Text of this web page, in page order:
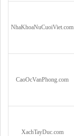
NhaKhoaNuCuoiViet.com
CaoOcVanPhong.com
XachTayDuc.com